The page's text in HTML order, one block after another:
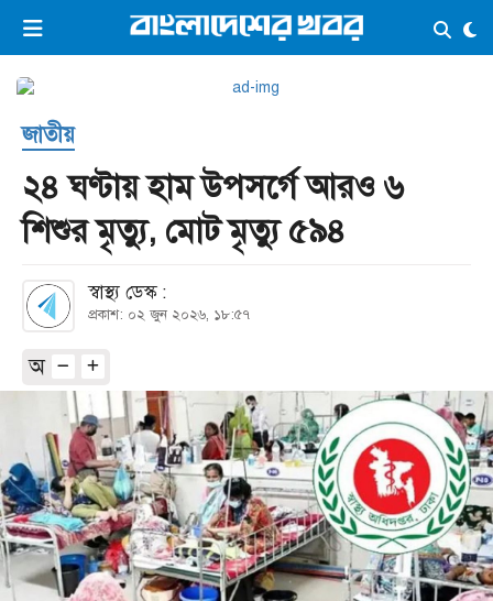
ভিডিও ই-পেপার লগইন ×
প্রচ্ছদ
সর্বশেষ
সব বিভাগ
আর্কাইভ
কনভার্টার
জাতীয়
২৪ ঘণ্টায় হাম উপসর্গে আরও ৬
শিশুর মৃত্যু, মোট মৃত্যু ৫৯৪
স্বাস্থ্য ডেস্ক :
প্রকাশ: ০২ জুন ২০২৬, ১৮:৫৭
অ